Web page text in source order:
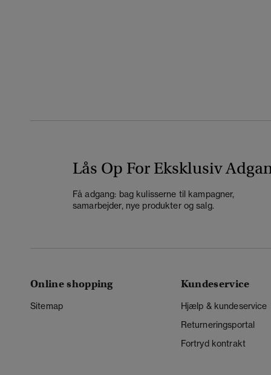
Lås Op For Eksklusiv
Få adgang: bag kulisserne til kampagner,
samarbejder, nye produkter og salg.
Online shopping
Sitemap
Kundeservice
Hjælp & kundeservice
Returneringsportal
Fortryd kontrakt